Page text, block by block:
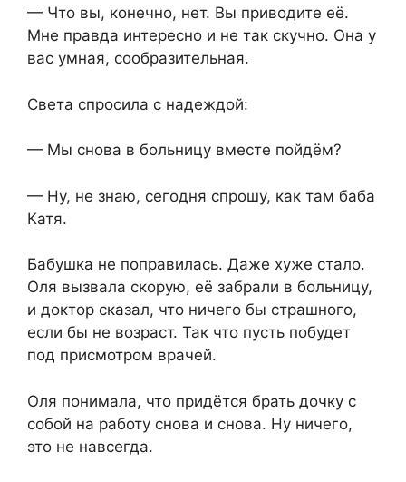
— Что вы, конечно, нет. Вы приводите её.
Мне правда интересно и не так скучно. Она у
вас умная, сообразительная.
Света спросила с надеждой:
— Мы снова в больницу вместе пойдём?
— Ну, не знаю, сегодня спрошу, как там баба
Катя.
Бабушка не поправилась. Даже хуже стало.
Оля вызвала скорую, её забрали в больницу,
и доктор сказал, что ничего бы страшного,
если бы не возраст. Так что пусть побудет
под присмотром врачей.
Оля понимала, что придётся брать дочку с
собой на работу снова и снова. Ну ничего,
это не навсегда.